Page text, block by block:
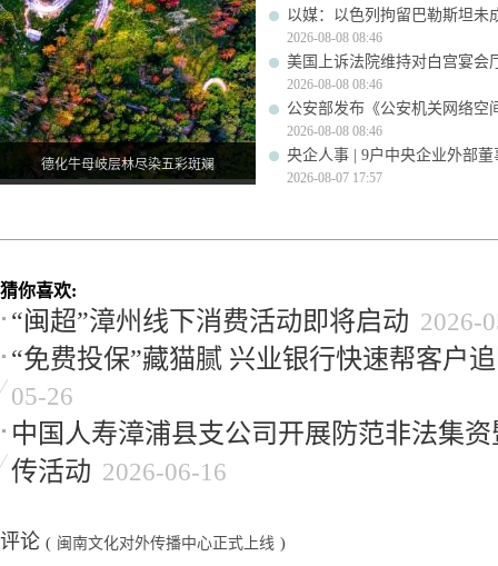
德化牛母岐层林尽染五彩斑斓
以媒：以色列拘留巴勒斯坦未
2026-08-08 08:46
美国上诉法院维持对白宫宴会
2026-08-08 08:46
公安部发布《公安机关网络空
2026-08-08 08:46
央企人事 | 9户中央企业外部
2026-08-07 17:57
猜你喜欢:
“闽超”漳州线下消费活动即将启动 2026-
“免费投保”藏猫腻 兴业银行快速帮客户
05-26
中国人寿漳浦县支公司开展防范非法集
传活动 2026-06-16
评论 ( 闽南文化对外传播中心正式上线 )